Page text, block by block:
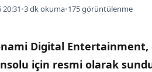
•3 dk okuma•175 görüntülenme
Digital
için resmi olarak